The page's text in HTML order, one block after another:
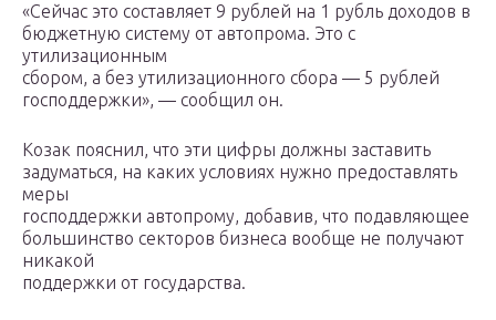
«Сейчас это составляет 9 рублей на 1 рубль доходов в
бюджетную систему от автопрома. Это с
утилизационным
сбором, а без утилизационного сбора — 5 рублей
господдержки», — сообщил он.
Козак пояснил, что эти цифры должны заставить
задуматься, на каких условиях нужно предоставлять
меры
господдержки автопрому, добавив, что подавляющее
большинство секторов бизнеса вообще не получают
никакой
поддержки от государства.